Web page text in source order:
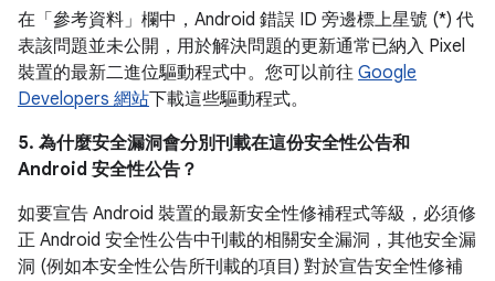
在「參考資料」 欄中，Android 錯誤 ID 旁邊標上星號 (*) 代
表該問題並未公開，用於解決問題的更新通常已納入 Pixel
裝置的最新二進位驅動程式中。您可以前往 Google
Developers 網站下載這些驅動程式。
5. 為什麼安全漏洞會分別刊載在這份安全性公告和
Android 安全性公告？
如要宣告 Android 裝置的最新安全性修補程式等級，必須修
正 Android 安全性公告中刊載的相關安全漏洞，其他安全漏
洞 (例如本安全性公告所刊載的項目) 對於宣告安全性修補